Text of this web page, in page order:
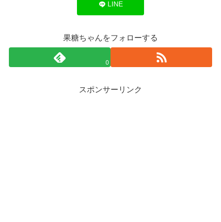
LINE
果糖ちゃんをフォローする
0
スポンサーリンク